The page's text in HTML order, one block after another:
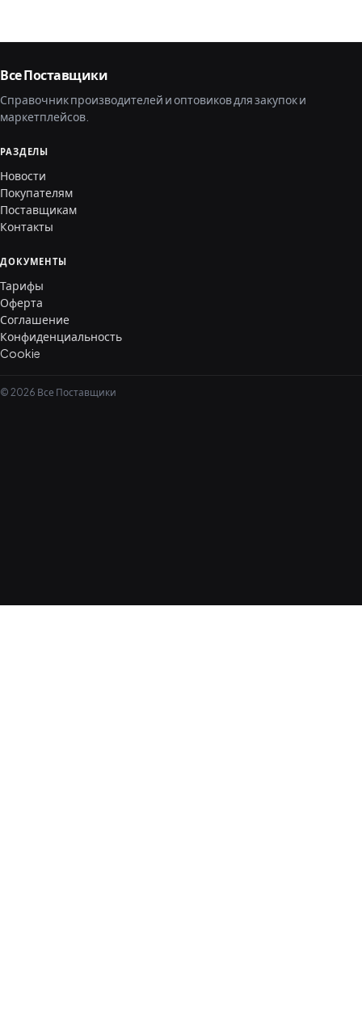
Все Поставщики
Справочник производителей и оптовиков для закупок и
маркетплейсов.
РАЗДЕЛЫ
Новости
Покупателям
Поставщикам
Контакты
ДОКУМЕНТЫ
Тарифы
Оферта
Соглашение
Конфиденциальность
Cookie
© 2026 Все Поставщики